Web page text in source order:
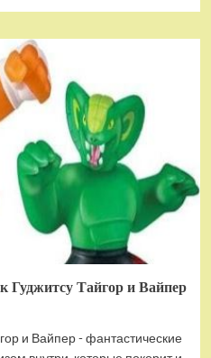
Гуджитсу Тайгор и Вайпер
и Вайпер - фантастические